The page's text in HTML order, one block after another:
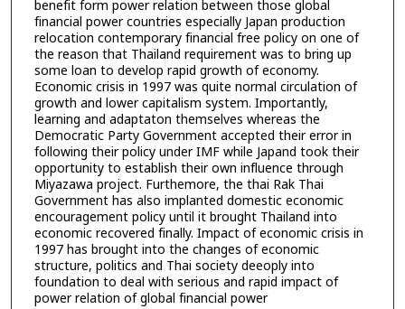
benefit form power relation between those global
financial power countries especially Japan production
relocation contemporary financial free policy on one of
the reason that Thailand requirement was to bring up
some loan to develop rapid growth of economy.
Economic crisis in 1997 was quite normal circulation of
growth and lower capitalism system. Importantly,
learning and adaptaton themselves whereas the
Democratic Party Government accepted their error in
following their policy under IMF while Japand took their
opportunity to establish their own influence through
Miyazawa project. Furthemore, the thai Rak Thai
Government has also implanted domestic economic
encouragement policy until it brought Thailand into
economic recovered finally. Impact of economic crisis in
1997 has brought into the changes of economic
structure, politics and Thai society deeoply into
foundation to deal with serious and rapid impact of
power relation of global financial power